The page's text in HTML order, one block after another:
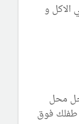
الاكل و
محل
طفلك فوق